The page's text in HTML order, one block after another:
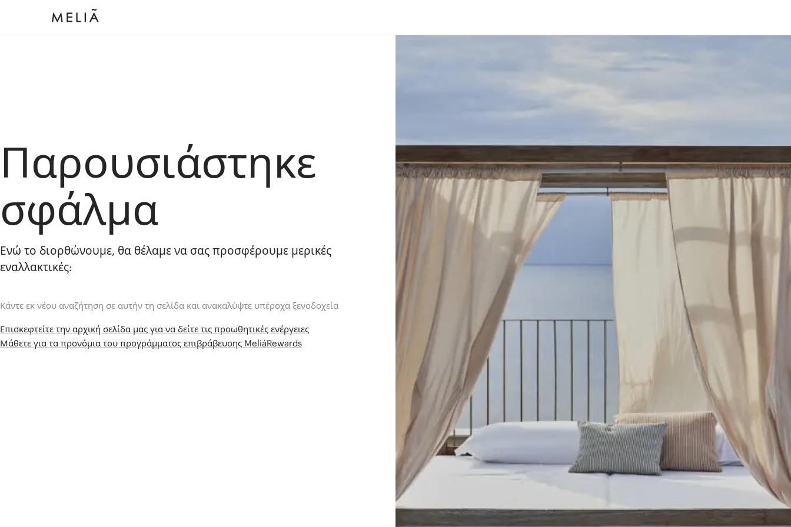
Παρουσιάστηκε
σφάλμα
Ενώ το διορθώνουμε, θα θέλαμε να σας προσφέρουμε μερικές
εναλλακτικές:
Κάντε εκ νέου αναζήτηση σε αυτήν τη σελίδα και ανακαλύψτε υπέροχα ξενοδοχεία
Επισκεφτείτε την αρχική σελίδα μας για να δείτε τις προωθητικές ενέργειες
Μάθετε για τα προνόμια του προγράμματος επιβράβευσης MeliáRewards